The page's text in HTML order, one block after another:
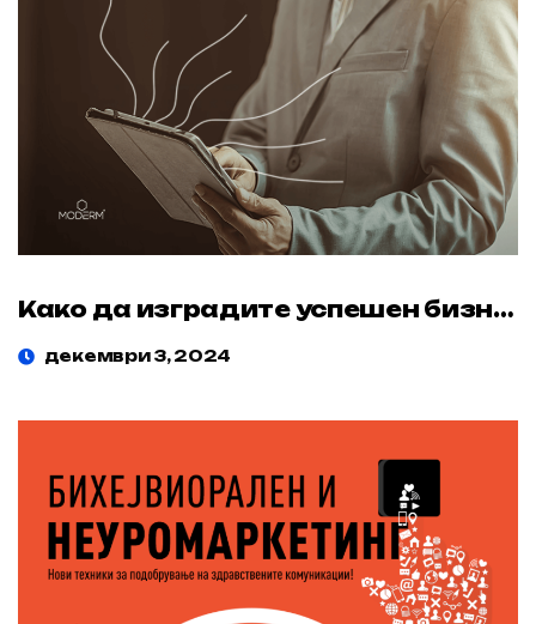
Како да изградите успешен бизнис со додатоци на исхраната: Комплетен водич за компаниите
декември 3, 2024